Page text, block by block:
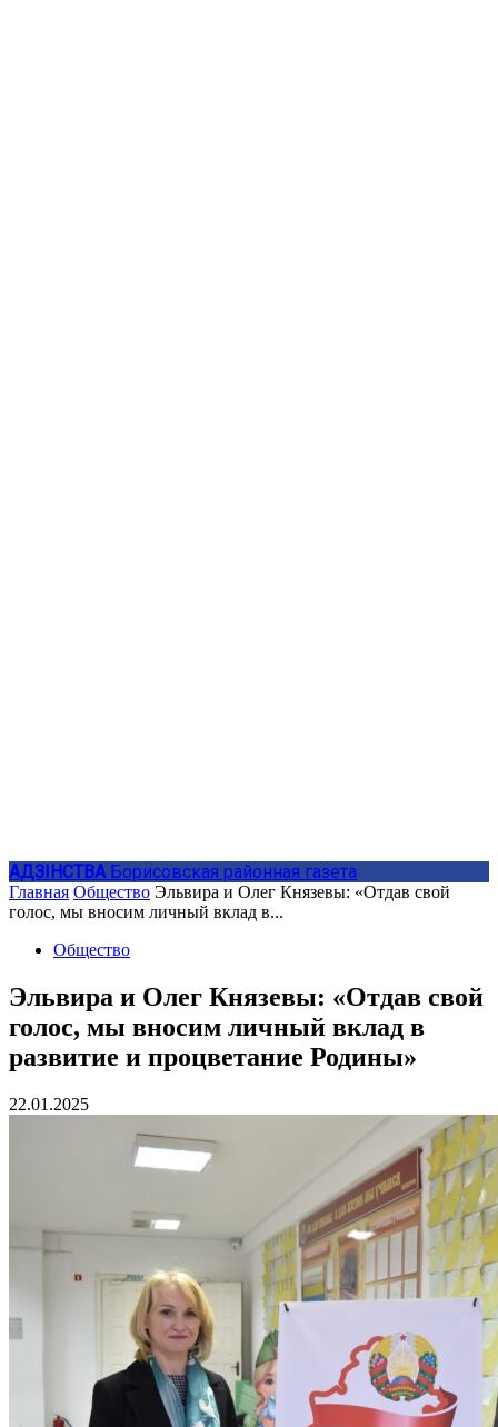
АДЗIНСТВА Борисовская районная газета
Главная Общество Эльвира и Олег Князевы: «Отдав свой
голос, мы вносим личный вклад в...
Общество
Эльвира и Олег Князевы: «Отдав свой
голос, мы вносим личный вклад в
развитие и процветание Родины»
22.01.2025